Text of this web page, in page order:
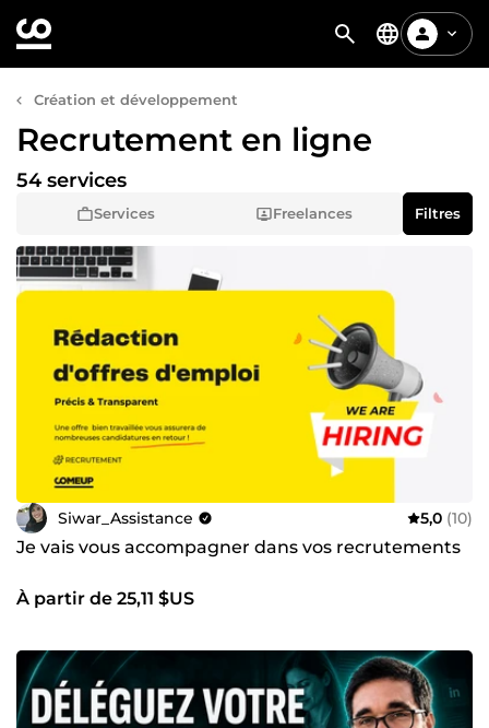
Création et développement
Recrutement en ligne
Services Freelances
54 services
Filtres
Siwar_Assistance 5,0 (10)
Je vais vous accompagner dans vos recrutements
À partir de 25,11 $US